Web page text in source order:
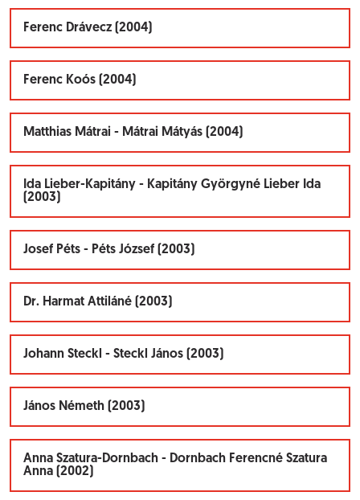
Ferenc Drávecz (2004)
Ferenc Koós (2004)
Matthias Mátrai - Mátrai Mátyás (2004)
Ida Lieber-Kapitány - Kapitány Györgyné Lieber Ida
(2003)
Josef Péts - Péts József (2003)
Dr. Harmat Attiláné (2003)
Johann Steckl - Steckl János (2003)
János Németh (2003)
Anna Szatura-Dornbach - Dornbach Ferencné Szatura
Anna (2002)